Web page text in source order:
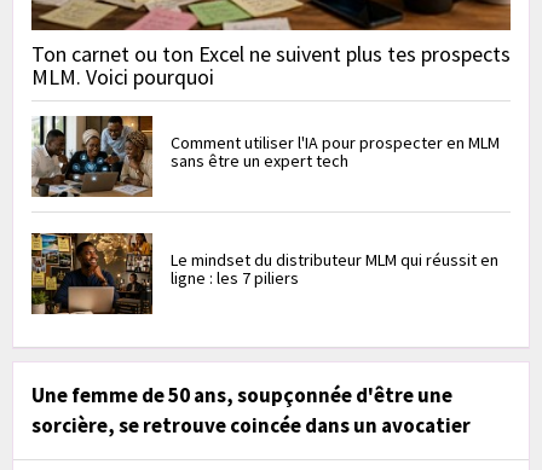
Ton carnet ou ton Excel ne suivent plus tes prospects
MLM. Voici pourquoi
Comment utiliser l'IA pour prospecter en MLM
sans être un expert tech
Le mindset du distributeur MLM qui réussit en
ligne : les 7 piliers
Une femme de 50 ans, soupçonnée d'être une
sorcière, se retrouve coincée dans un avocatier